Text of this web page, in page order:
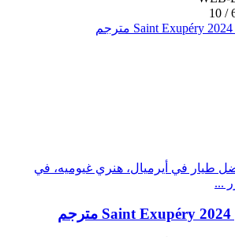
طيار في أيرميال، هنري غيوميه، في
...